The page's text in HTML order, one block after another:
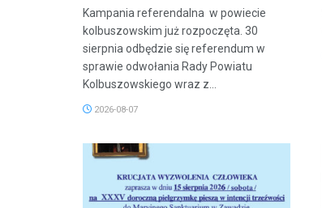
Kampania referendalna w powiecie
kolbuszowskim już rozpoczęta. 30
sierpnia odbędzie się referendum w
sprawie odwołania Rady Powiatu
Kolbuszowskiego wraz z...
2026-08-07